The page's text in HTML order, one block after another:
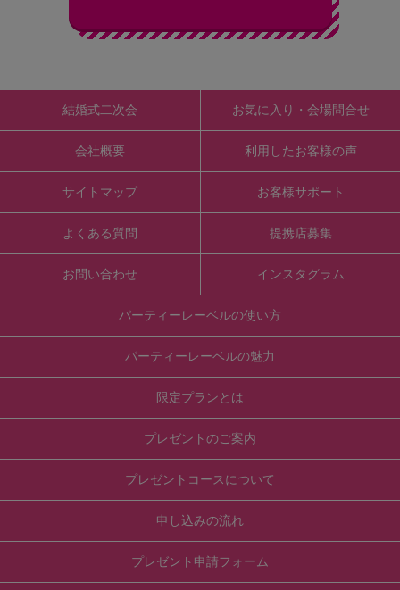
結婚式二次会
会社概要
サイトマップ
よくある質問
お問い合わせ
お気に入り・会場問合せ
利用したお客様の声
お客様サポート
提携店募集
インスタグラム
パーティーレーベルの使い方
パーティーレーベルの魅力
限定プランとは
プレゼントのご案内
プレゼントコースについて
申し込みの流れ
プレゼント申請フォーム